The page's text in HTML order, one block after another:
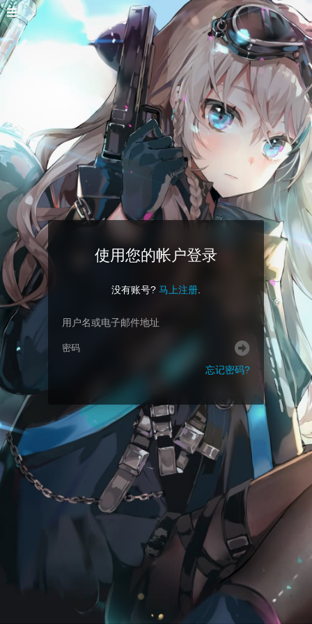
使用您的帐户登录
没有账号? 马上注册
忘记密码?